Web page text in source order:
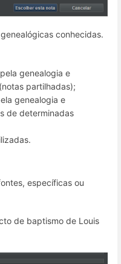
conhecidas.
genealogia e
(notas partilhadas);
genealogia e
de determinadas
específicas ou
de baptismo de Louis